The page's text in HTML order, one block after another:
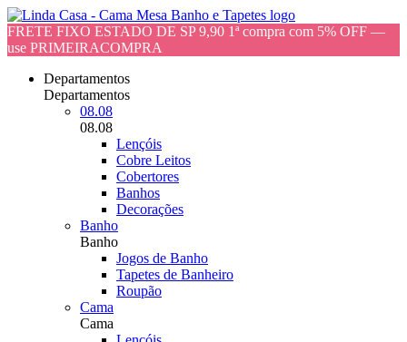
FRETE FIXO ESTADO DE SP 9,90 1ª compra com 5% OFF —
use PRIMEIRACOMPRA
Departamentos
Departamentos
08.08
08.08
Lençóis
Cobre Leitos
Cobertores
Banhos
Decorações
Banho
Banho
Jogos de Banho
Tapetes de Banheiro
Roupão
Cama
Cama